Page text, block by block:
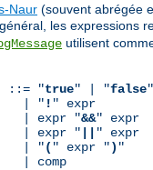
Naur (souvent abrégée
les expressions
utilisent
::= "true" | "false"
| "
! " expr
| expr "
&&" expr
| expr "
" expr
| "
( " expr ") "
| comp